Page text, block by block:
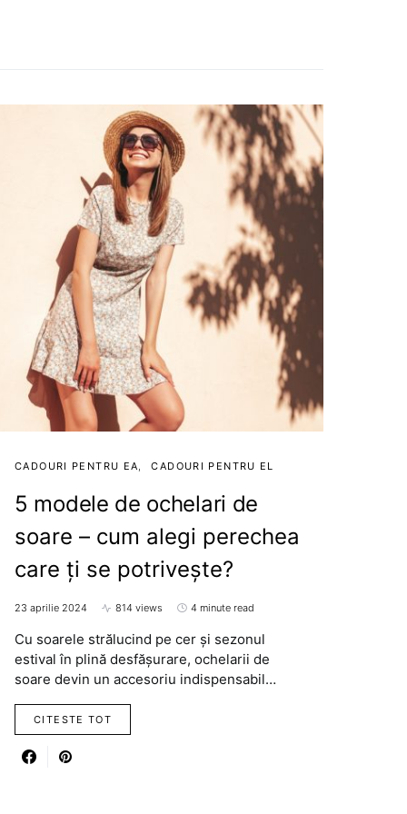
CADOURI PENTRU EA CADOURI PENTRU EL
5 modele de ochelari de
soare – cum alegi perechea
care ți se potrivește?
23 aprilie 2024 814 views 4 minute read
Cu soarele strălucind pe cer și sezonul
estival în plină desfășurare, ochelarii de
soare devin un accesoriu indispensabil…
CITESTE TOT